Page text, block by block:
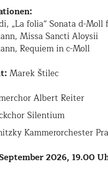
„La folia“ Sonata d-
Missa Sancti Aloysii
Requiem in c-Moll
Marek Štilec
Albert Reiter
Silentium
Kammerorchester
2026, 19.00